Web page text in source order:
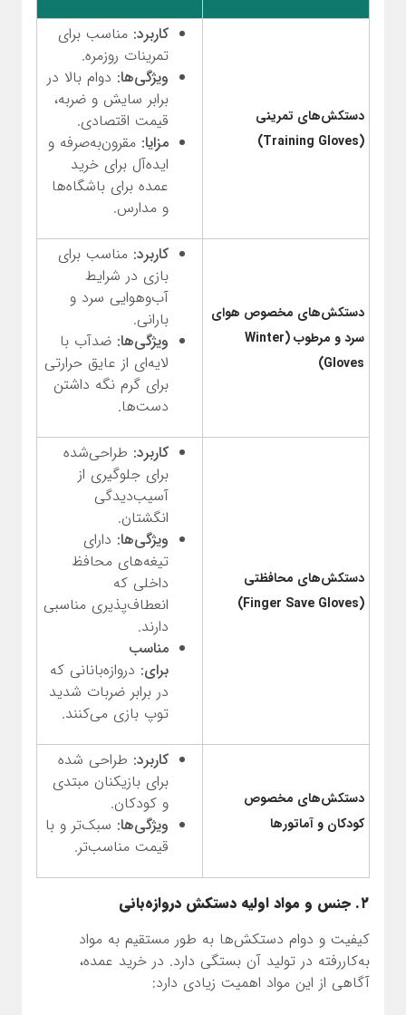
دستکش‌های تمرینی
(Training Gloves)
کاربرد: مناسب برای
تمرینات روزمره.
ویژگی‌ها: دوام بالا در
برابر سایش و ضربه،
قیمت اقتصادی.
مزایا: مقرون‌به‌صرفه و
ایده‌آل برای خرید
عمده برای باشگاه‌ها
و مدارس.
دستکش‌های مخصوص هوای
سرد و مرطوب (Winter
Gloves)
کاربرد: مناسب برای
بازی در شرایط
آب‌وهوایی سرد و
بارانی.
ویژگی‌ها: ضدآب با
لایه‌ای از عایق حرارتی
برای گرم نگه داشتن
دست‌ها.
دستکش‌های محافظتی
(Finger Save Gloves)
کاربرد: طراحی‌شده
برای جلوگیری از
آسیب‌دیدگی
انگشتان.
ویژگی‌ها: دارای
تیغه‌های محافظ
داخلی که
انعطاف‌پذیری مناسبی
دارند.
مناسب
برای: دروازه‌بانانی که
در برابر ضربات شدید
توپ بازی می‌کنند.
دستکش‌های مخصوص
کودکان و آماتورها
کاربرد: طراحی شده
برای بازیکنان مبتدی
و کودکان.
ویژگی‌ها: سبک‌تر و با
قیمت مناسب‌تر.
۲. جنس و مواد اولیه دستکش دروازه‌بانی
کیفیت و دوام دستکش‌ها به طور مستقیم به مواد
به‌کاررفته در تولید آن بستگی دارد. در خرید عمده،
آگاهی از این مواد اهمیت زیادی دارد: